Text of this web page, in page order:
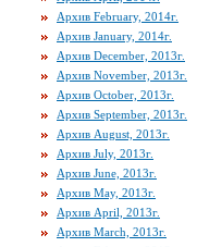
Архив February, 2014г.
Архив January, 2014г.
Архив December, 2013г.
Архив November, 2013г.
Архив October, 2013г.
Архив September, 2013г.
Архив August, 2013г.
Архив July, 2013г.
Архив June, 2013г.
Архив May, 2013г.
Архив April, 2013г.
Архив March, 2013г.